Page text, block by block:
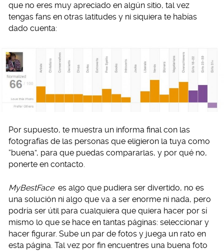
que no eres muy apreciado en algún sitio, tal vez
tengas fans en otras latitudes y ni siquiera te habías
dado cuenta:
Por supuesto, te muestra un informa final con las
fotografías de las personas que eligieron la tuya como
“buena”, para que puedas compararlas, y por qué no,
ponerte en contacto.
MyBestFace es algo que pudiera ser divertido, no es
una solución ni algo que va a ser enorme ni nada, pero
podría ser útil para cualquiera que quiera hacer por sí
mismo lo que se hace en tantas páginas: seleccionar y
hacer figurar. Sube un par de fotos y juega un rato en
esta página. Tal vez por fin encuentres una buena foto